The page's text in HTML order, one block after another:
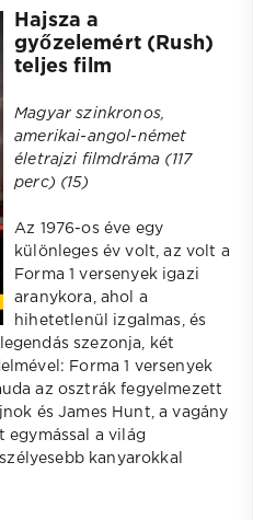
Hajsza a
győzelemért (Rush)
teljes film
Magyar szinkronos,
amerikai-angol-német
életrajzi filmdráma (117
perc) (15)
Az 1976-os éve egy
különleges év volt, az volt a
Forma 1 versenyek igazi
aranykora, ahol a
hihetetlenül izgalmas, és
szezonja, két
Forma 1 versenyek
az osztrák fegyelmezett
és James Hunt, a vagány
egymással a világ
kanyarokkal